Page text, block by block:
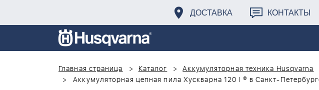
ДОСТАВКА КОНТАКТЫ
Главная страница
Каталог
Аккумуляторная техника Husqvarna
Аккумуляторная цепная пила Хускварна 120 I ® в Санкт-